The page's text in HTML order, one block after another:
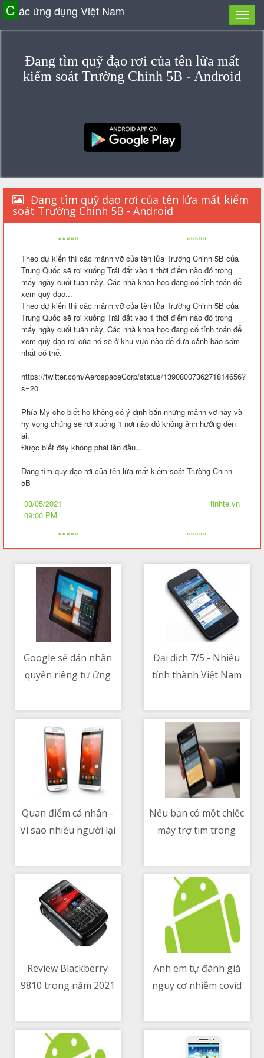
C ác ứng dụng Việt Nam
Đang tìm quỹ đạo rơi của tên lửa mất
kiểm soát Trường Chinh 5B - Android
Đang tìm quỹ đạo rơi của tên lửa mất kiểm
soát Trường Chinh 5B - Android
«««««
»»»»»
Theo dự kiến thì các mảnh vỡ của tên lửa Trường Chinh 5B của
Trung Quốc sẽ rơi xuống Trái đất vào 1 thời điểm nào đó trong
mấy ngày cuối tuần này. Các nhà khoa học đang cố tính toán để
xem quỹ đạo...
Theo dự kiến thì các mảnh vỡ của tên lửa Trường Chinh 5B của
Trung Quốc sẽ rơi xuống Trái đất vào 1 thời điểm nào đó trong
mấy ngày cuối tuần này. Các nhà khoa học đang cố tính toán để
xem quỹ đạo rơi của nó sẽ ở khu vực nào để đưa cảnh báo sớm
nhất có thể.
https://twitter.com/AerospaceCorp/status/1390800736271814656?
s=20
Phía Mỹ cho biết họ không có ý định bắn những mảnh vỡ này và
hy vọng chúng sẽ rơi xuống 1 nơi nào đó không ảnh hưởng đến
ai.
Được biết đây không phải lần đầu...
Đang tìm quỹ đạo rơi của tên lửa mất kiểm soát Trường Chinh
5B
08/05/2021
09:00 PM
tinhte.vn
««««« »»»»»
Google sẽ dán nhãn
quyền riêng tư ứng
giống như cách Apple
làm với App Store
Đại dịch 7/5 - Nhiều
tỉnh thành Việt Nam
dịch để dò vết và
khoanh vùng ổ dịch
Quan điểm cá nhân -
Vì sao nhiều người lại
Class thế
Nếu bạn có một chiếc
máy trợ tim trong
của nó sẽ như thế nào
Review Blackberry
9810 trong năm 2021
Anh em tự đánh giá
nguy cơ nhiễm covid
điểm này xem sao